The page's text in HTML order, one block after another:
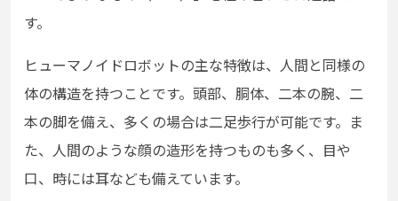
す。
ヒューマノイドロボットの主な特徴は、人間と同様の
体の構造を持つことです。頭部、胴体、二本の腕、二
本の脚を備え、多くの場合は二足歩行が可能です。ま
た、人間のような顔の造形を持つものも多く、目や
口、時には耳なども備えています。